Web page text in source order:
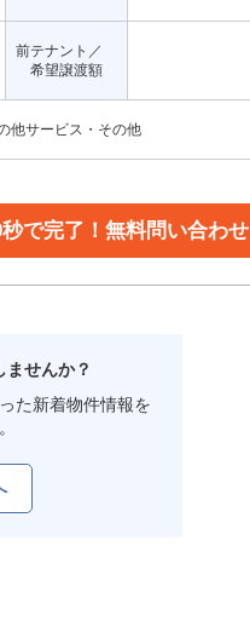
前テナント／
希望譲渡額
他サービス・その他
で完了！無料問い合わせ
ませんか？
た新着物件情報を